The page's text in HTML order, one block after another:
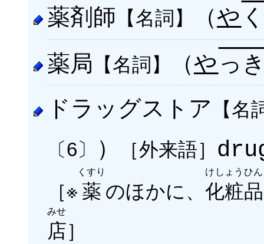
薬剤師 【名詞】 （や
薬局 【名詞】 （やっ
ドラッグストア 【名
〔6〕 ） ［外来語］
［※薬
くすり
のほかに、 化粧品
けしょうひん
店
みせ
］